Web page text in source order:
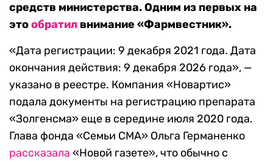
средств министерства. Одним из первых на
этообратил внимание «Фармвестник».
«Дата регистрации: 9 декабря 2021 года. Дата
окончания действия: 9 декабря 2026 года», —
указано в реестре. Компания «Новартис»
подала документы на регистрацию препарата
«Золгенсма» еще в середине июля 2020 года.
Глава фонда «Семьи СМА» Ольга Германенко
рассказала «Новой газете», что обычно с